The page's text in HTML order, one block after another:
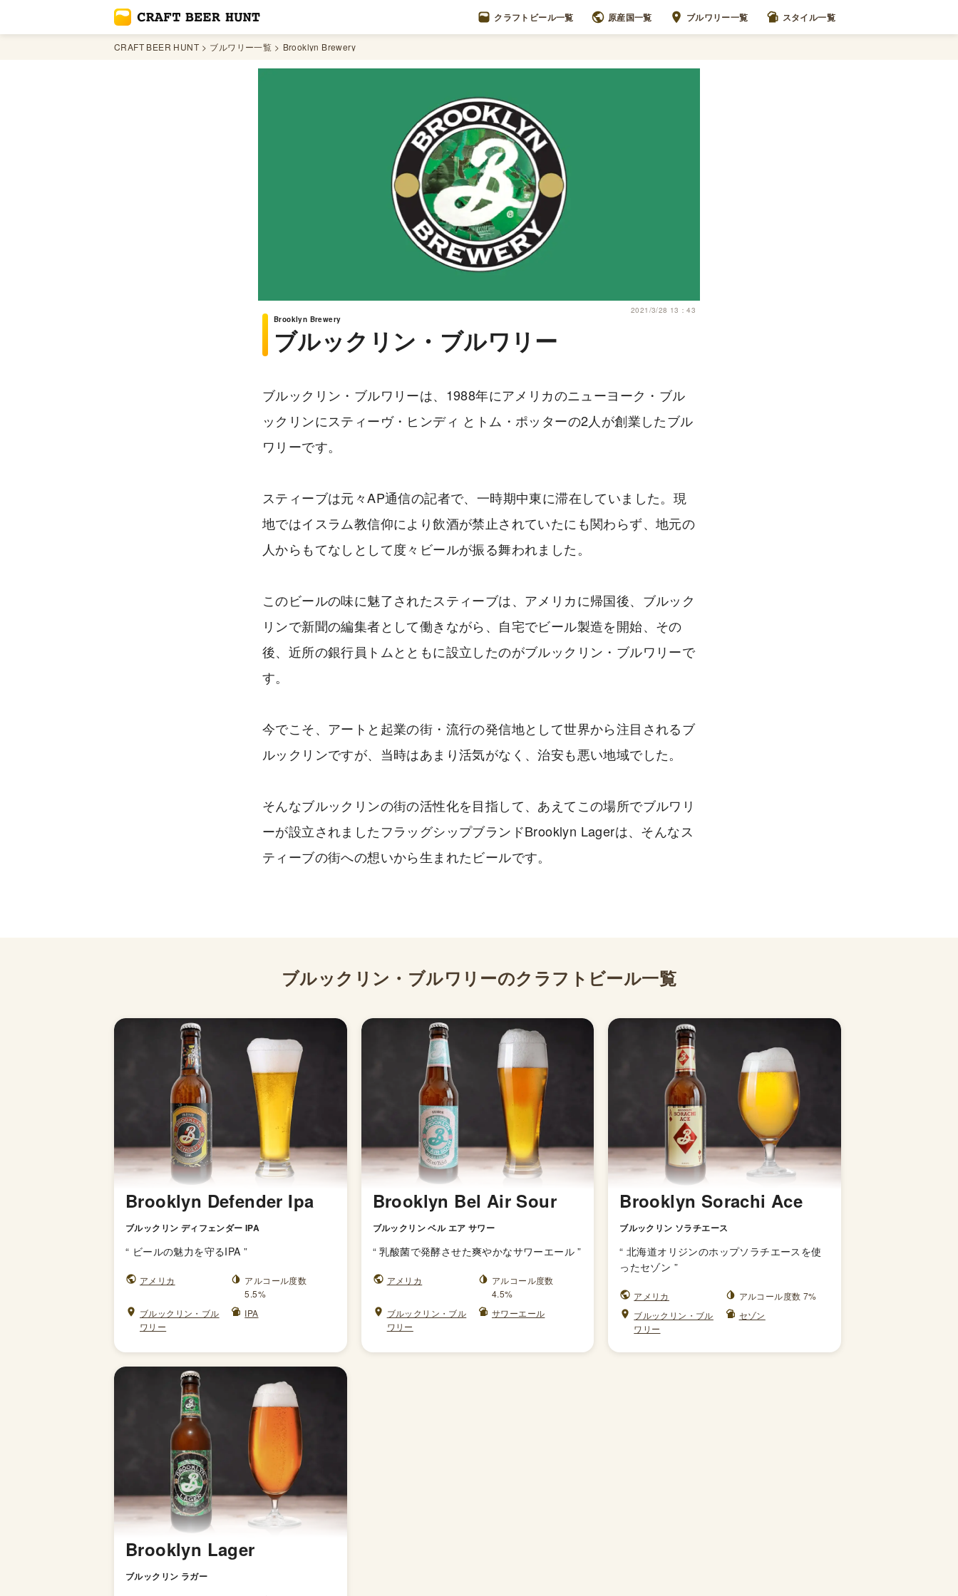
クラフトビール一覧 原産国一覧 ブルワリー一覧 スタイル一覧
CRAFT BEER HUNT ブルワリー一覧 Brooklyn Brewery
2021/3/28 13：43
Brooklyn Brewery
ブルックリン・ブルワリー
ブルックリン・ブルワリーは、1988年にアメリカのニューヨーク・ブル
ックリンにスティーヴ・ヒンディ とトム・ポッターの2人が創業したブル
ワリーです。
スティーブは元々AP通信の記者で、一時期中東に滞在していました。現
地ではイスラム教信仰により飲酒が禁止されていたにも関わらず、地元の
人からもてなしとして度々ビールが振る舞われました。
このビールの味に魅了されたスティーブは、アメリカに帰国後、ブルック
リンで新聞の編集者として働きながら、自宅でビール製造を開始、その
後、近所の銀行員トムとともに設立したのがブルックリン・ブルワリーで
す。
今でこそ、アートと起業の街・流行の発信地として世界から注目されるブ
ルックリンですが、当時はあまり活気がなく、治安も悪い地域でした。
そんなブルックリンの街の活性化を目指して、あえてこの場所でブルワリ
ーが設立されましたフラッグシップブランドBrooklyn Lagerは、そんなス
ティーブの街への想いから生まれたビールです。
ブルックリン・ブルワリーのクラフトビール一覧
Brooklyn Defender Ipa
ブルックリン ディフェンダー IPA
“ ビールの魅力を守るIPA ”
アメリカ
アルコール度数
5.5%
ブルックリン・ブル
ワリー
IPA
Brooklyn Bel Air Sour
ブルックリン ベル エア サワー
“乳酸菌で発酵させた爽やかなサワーエール ”
アメリカ
アルコール度数
4.5%
ブルックリン・ブル
ワリー
サワーエール
Brooklyn Sorachi Ace
ブルックリン ソラチエース
“北海道オリジンのホップソラチエースを使
ったセゾン ”
アメリカ
アルコール度数 7%
ブルックリン・ブル
ワリー
セゾン
Brooklyn Lager
ブルックリン ラガー